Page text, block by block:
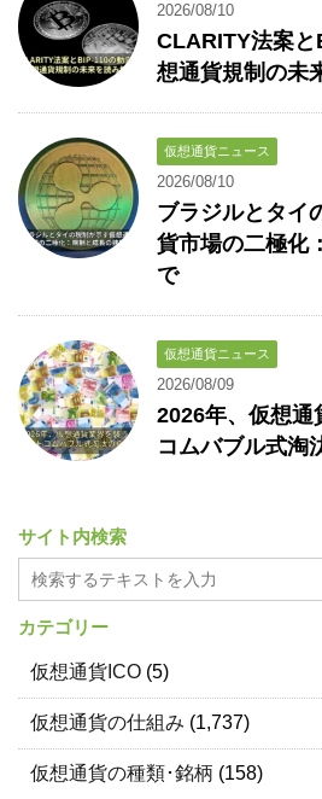
2026/08/10
CLARITY法案
想通貨規制の未
仮想通貨ニュース
2026/08/10
ブラジルとタイ
貨市場の二極化
で
仮想通貨ニュース
2026/08/09
2026年、仮想通
コムバブル式淘
サイト内検索
カテゴリー
仮想通貨ICO (5)
仮想通貨の仕組み (1,737)
仮想通貨の種類･銘柄 (158)